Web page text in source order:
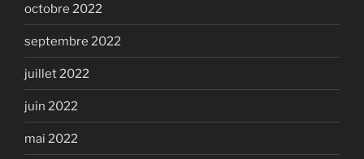
octobre 2022
septembre 2022
juillet 2022
juin 2022
mai 2022